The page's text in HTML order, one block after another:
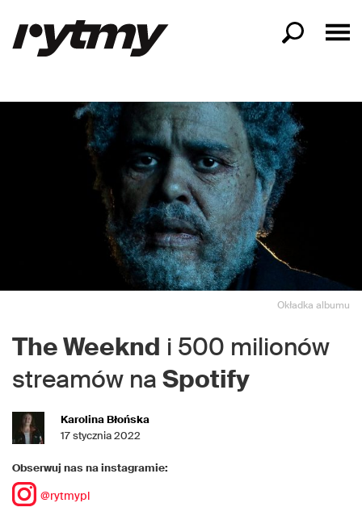
Okładka albumu
The Weeknd i 500 milionów
streamów na Spotify
Karolina Błońska
17 stycznia 2022
Obserwuj nas na instagramie:
@rytmypl